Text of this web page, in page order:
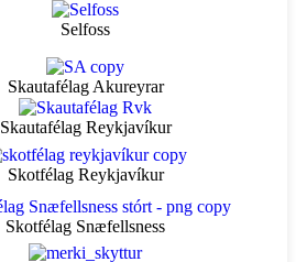
Selfoss
Skautafélag Akureyrar
Skautafélag Reykjavíkur
Skotfélag Reykjavíkur
Skotfélag Snæfellsness